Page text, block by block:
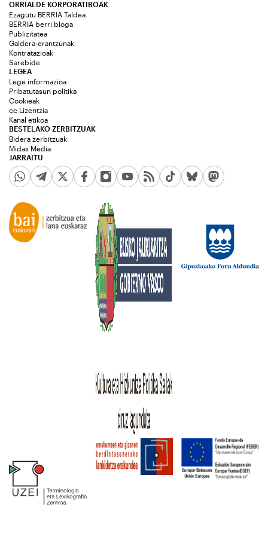
ORRIALDE KORPORATIBOAK
Ezagutu BERRIA Taldea
BERRIA berri bloga
Publizitatea
Galdera-erantzunak
Kontratazioak
Sarebide
JARRAITU
LEGEA
Lege informazioa
Pribatutasun politika
Cookieak
cc Lizentzia
Kanal etikoa
BESTELAKO ZERBITZUAK
Bidera zerbitzuak
Midas Media